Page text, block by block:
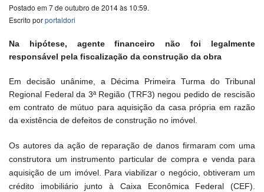
Postado em 7 de outubro de 2014 às 10:59.
Escrito porportaldori
Na hipótese, agente financeiro não foi legalmente
responsável pela fiscalização da construção da obra
Em decisão unânime, a Décima Primeira Turma do Tribunal
Regional Federal da 3ª Região (TRF3) negou pedido de rescisão
em contrato de mútuo para aquisição da casa própria em razão
da existência de defeitos de construção no imóvel.
Os autores da ação de reparação de danos firmaram com uma
construtora um instrumento particular de compra e venda para
aquisição de um imóvel. Para viabilizar o negócio, obtiveram um
crédito imobiliário junto à Caixa Econômica Federal (CEF).